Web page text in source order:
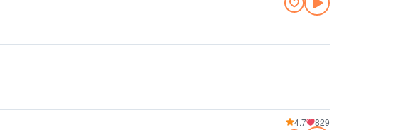
4.7 829